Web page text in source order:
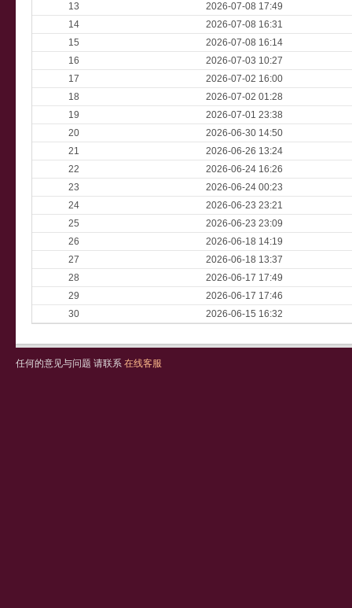
13
2026-07-08 17:49
14
2026-07-08 16:31
15
2026-07-08 16:14
16
2026-07-03 10:27
17
2026-07-02 16:00
18
2026-07-02 01:28
19
2026-07-01 23:38
20
2026-06-30 14:50
21
2026-06-26 13:24
22
2026-06-24 16:26
23
2026-06-24 00:23
24
2026-06-23 23:21
25
2026-06-23 23:09
26
2026-06-18 14:19
27
2026-06-18 13:37
28
2026-06-17 17:49
29
2026-06-17 17:46
30
2026-06-15 16:32
任何的意见与问题 请联系 在线客服